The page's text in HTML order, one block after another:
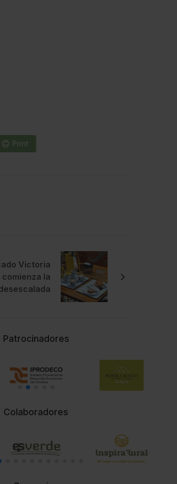
Print
Victoria
comienza la
Patrocinadores
Colaboradores